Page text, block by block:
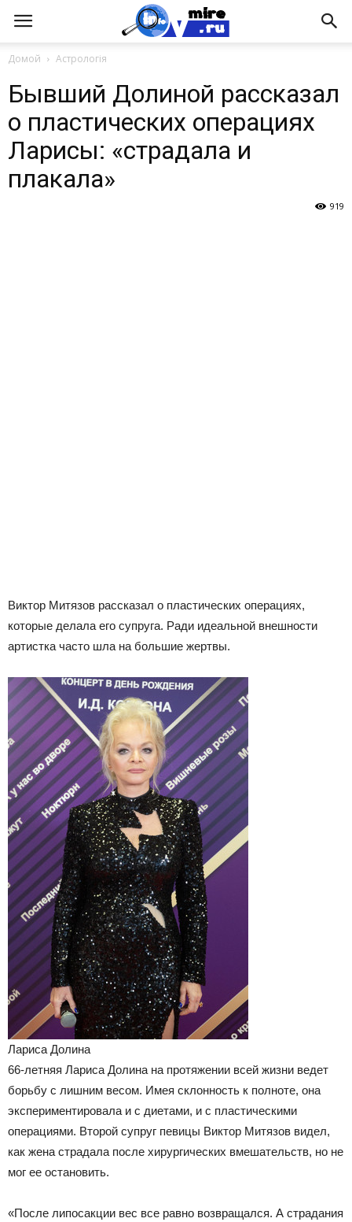
Домой Астрологія
Бывший Долиной рассказал
о пластических операциях
Ларисы: «страдала и
плакала»
919
Виктор Митязов рассказал о пластических операциях,
которые делала его супруга. Ради идеальной внешности
артистка часто шла на большие жертвы.
Лариса Долина
66-летняя Лариса Долина на протяжении всей жизни ведет
борьбу с лишним весом. Имея склонность к полноте, она
экспериментировала и с диетами, и с пластическими
операциями. Второй супруг певицы Виктор Митязов видел,
как жена страдала после хирургических вмешательств, но не
мог ее остановить.
«После липосакции вес все равно возвращался. А страдания